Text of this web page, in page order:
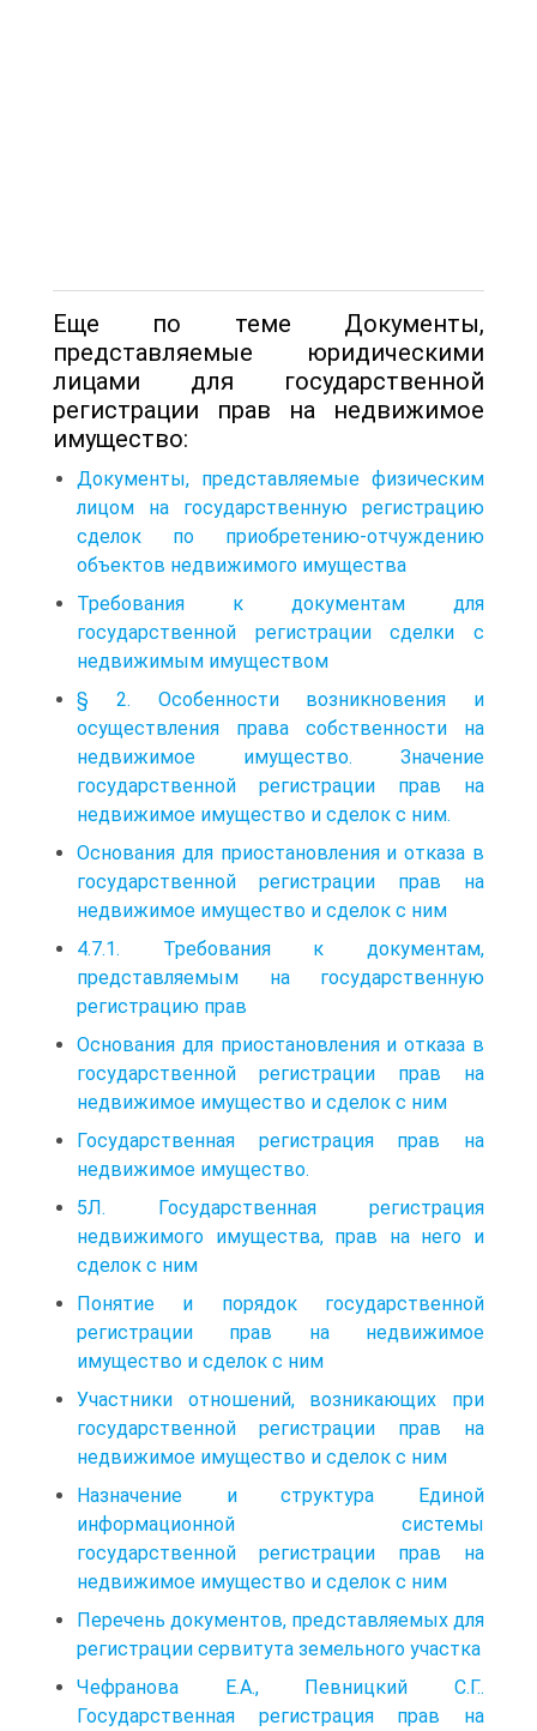
Еще по теме Документы,
представляемые юридическими
лицами для государственной
регистрации прав на недвижимое
имущество:
Документы, представляемые физическим
лицом на государственную регистрацию
сделок по приобретению-отчуждению
объектов недвижимого имущества
Требования к документам для
государственной регистрации сделки с
недвижимым имуществом
§ 2. Особенности возникновения и
осуществления права собственности на
недвижимое имущество. Значение
государственной регистрации прав на
недвижимое имущество и сделок с ним.
Основания для приостановления и отказа в
государственной регистрации прав на
недвижимое имущество и сделок с ним
4.7.1. Требования к документам,
представляемым на государственную
регистрацию прав
Основания для приостановления и отказа в
государственной регистрации прав на
недвижимое имущество и сделок с ним
Государственная регистрация прав на
недвижимое имущество.
5Л. Государственная регистрация
недвижимого имущества, прав на него и
сделок с ним
Понятие и порядок государственной
регистрации прав на недвижимое
имущество и сделок с ним
Участники отношений, возникающих при
государственной регистрации прав на
недвижимое имущество и сделок с ним
Назначение и структура Единой
информационной системы
государственной регистрации прав на
недвижимое имущество и сделок с ним
Перечень документов, представляемых для
регистрации сервитута земельного участка
Чефранова Е.А., Певницкий С.Г..
Государственная регистрация прав на